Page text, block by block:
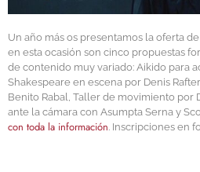
Un año más os presentamos la oferta
en esta ocasión son cinco propuestas
de contenido muy variado: Aikido para
Shakespeare en escena por Denis
Benito Rabal, Taller de movimiento por
ante la cámara con Asumpta Serna y
con toda la información. Inscripciones en